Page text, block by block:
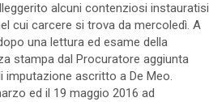
alcuni contenziosi instauratisi
cui carcere si trova da mercoledì. A
una lettura ed esame della
stampa dal Procuratore aggiunta
imputazione ascritto a De Meo.
ed il 19 maggio 2016 ad